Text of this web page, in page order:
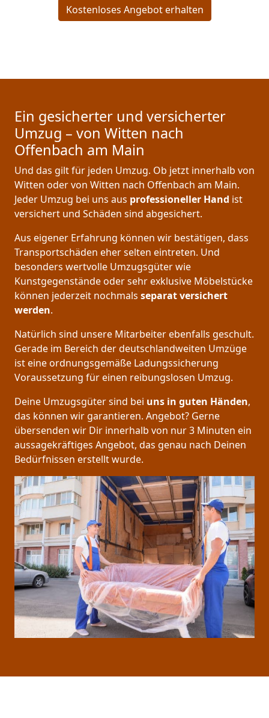
Kostenloses Angebot erhalten
Ein gesicherter und versicherter
Umzug – von Witten nach
Offenbach am Main
Und das gilt für jeden Umzug. Ob jetzt innerhalb von
Witten oder von Witten nach Offenbach am Main.
Jeder Umzug bei uns aus professioneller Hand ist
versichert und Schäden sind abgesichert.
Aus eigener Erfahrung können wir bestätigen, dass
Transportschäden eher selten eintreten. Und
besonders wertvolle Umzugsgüter wie
Kunstgegenstände oder sehr exklusive Möbelstücke
können jederzeit nochmals separat versichert
werden.
Natürlich sind unsere Mitarbeiter ebenfalls geschult.
Gerade im Bereich der deutschlandweiten Umzüge
ist eine ordnungsgemäße Ladungssicherung
Voraussetzung für einen reibungslosen Umzug.
Deine Umzugsgüter sind bei uns in guten Händen,
das können wir garantieren. Angebot? Gerne
übersenden wir Dir innerhalb von nur 3 Minuten ein
aussagekräftiges Angebot, das genau nach Deinen
Bedürfnissen erstellt wurde.